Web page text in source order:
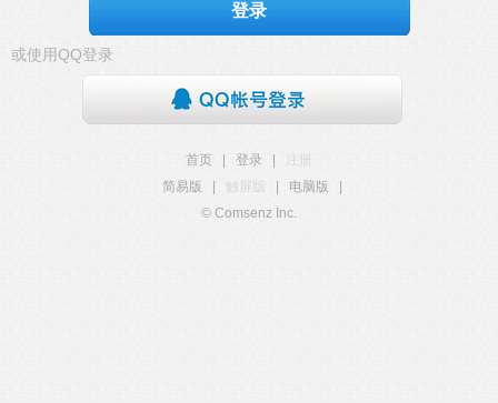
登录
或使用QQ登录
首页 登录
注册
简易版
触屏版 电脑版
© Comsenz Inc.